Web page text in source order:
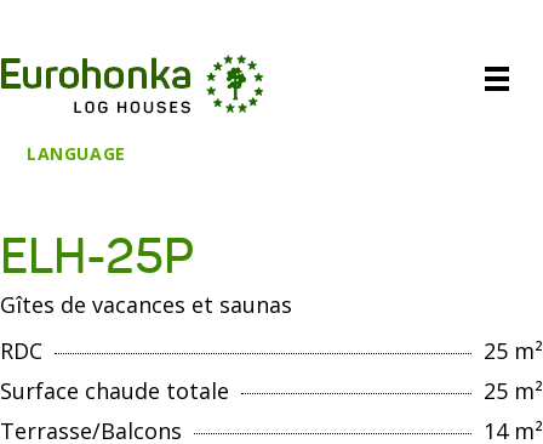
LANGUAGE
ELH-25P
Gîtes de vacances et saunas
RDC
25 m²
Surface chaude totale
25 m²
Terrasse/Balcons
14 m²